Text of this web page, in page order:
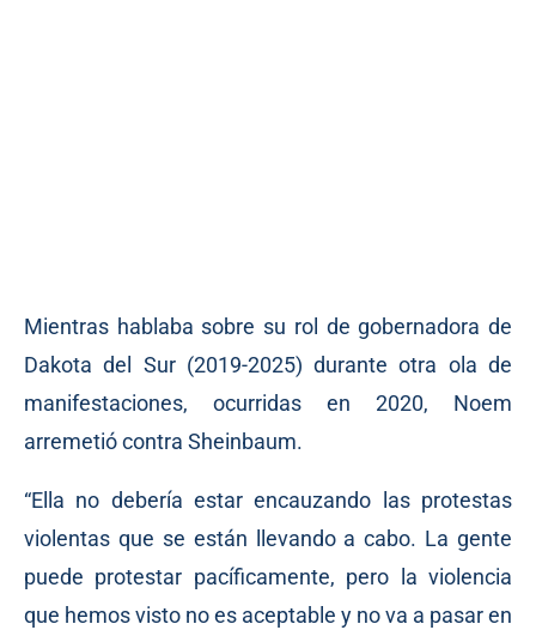
Mientras hablaba sobre su rol de gobernadora de
Dakota del Sur (2019-2025) durante otra ola de
manifestaciones, ocurridas en 2020, Noem
arremetió contra Sheinbaum.
“Ella no debería estar encauzando las protestas
violentas que se están llevando a cabo. La gente
puede protestar pacíficamente, pero la violencia
que hemos visto no es aceptable y no va a pasar en